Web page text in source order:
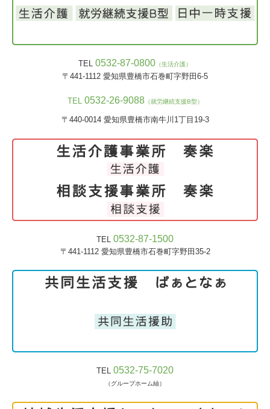
TEL 0532-87-0800 （生活介護）
〒441-1112 愛知県豊橋市石巻町字野田6-5
TEL 0532-26-9088（就労継続支援B型）
〒440-0014 愛知県豊橋市南牛川1丁目19-3
TEL 0532-87-1500
〒441-1112 愛知県豊橋市石巻町字野田35-2
TEL 0532-75-7020
（グループホーム紬）